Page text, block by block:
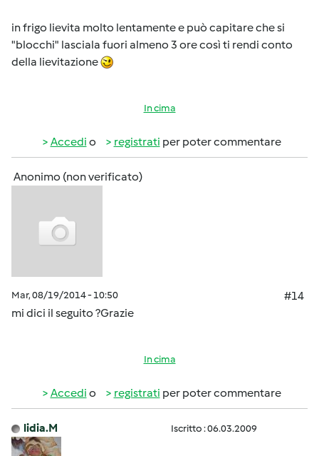
in frigo lievita molto lentamente e può capitare che si
"blocchi" lasciala fuori almeno 3 ore così ti rendi conto
della lievitazione
In cima
Accedi o registrati per poter commentare
Anonimo (non verificato)
Mar, 08/19/2014 - 10:50
#14
mi dici il seguito ?Grazie
In cima
Accedi o registrati per poter commentare
lidia.M Iscritto : 06.03.2009